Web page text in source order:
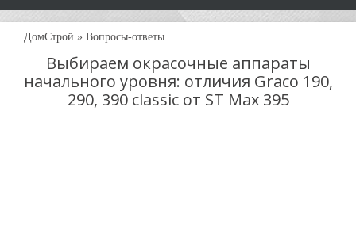
ДомСтрой » Вопросы-ответы
Выбираем окрасочные аппараты
начального уровня: отличия Graco 190,
290, 390 classic от ST Max 395